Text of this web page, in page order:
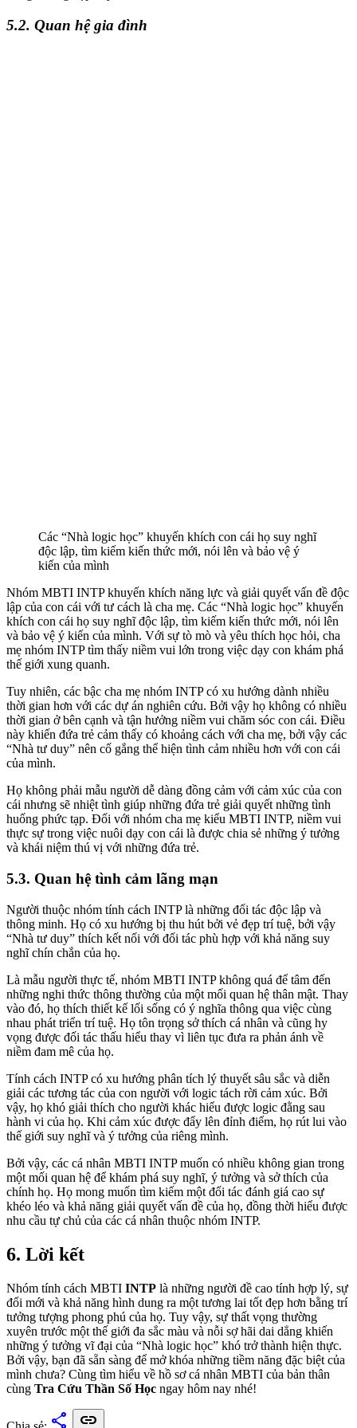
5.2. Quan hệ gia đình
Các “Nhà logic học” khuyến khích con cái họ suy nghĩ
độc lập, tìm kiếm kiến ​​thức mới, nói lên và bảo vệ ý
kiến ​​​​của mình
Nhóm MBTI INTP khuyến khích năng lực và giải quyết vấn đề độc
lập của con cái với tư cách là cha mẹ. Các “Nhà logic học” khuyến
khích con cái họ suy nghĩ độc lập, tìm kiếm kiến ​​thức mới, nói lên
và bảo vệ ý kiến ​​​​của mình. Với sự tò mò và yêu thích học hỏi, cha
mẹ nhóm INTP tìm thấy niềm vui lớn trong việc dạy con khám phá
thế giới xung quanh.
Tuy nhiên, các bậc cha mẹ nhóm INTP có xu hướng dành nhiều
thời gian hơn với các dự án nghiên cứu. Bởi vậy họ không có nhiều
thời gian ở bên cạnh và tận hưởng niềm vui chăm sóc con cái. Điều
này khiến đứa trẻ cảm thấy có khoảng cách với cha mẹ, bởi vậy các
“Nhà tư duy” nên cố gắng thể hiện tình cảm nhiều hơn với con cái
của mình.
Họ không phải mẫu người dễ dàng đồng cảm với cảm xúc của con
cái nhưng sẽ nhiệt tình giúp những đứa trẻ giải quyết những tình
huống phức tạp. Đối với nhóm cha mẹ kiểu MBTI INTP, niềm vui
thực sự trong việc nuôi dạy con cái là được chia sẻ những ý tưởng
và khái niệm thú vị với những đứa trẻ.
5.3. Quan hệ tình cảm lãng mạn
Người thuộc nhóm tính cách INTP là những đối tác độc lập và
thông minh. Họ có xu hướng bị thu hút bởi vẻ đẹp trí tuệ, bởi vậy
“Nhà tư duy” thích kết nối với đối tác phù hợp với khả năng suy
nghĩ chín chắn của họ.
Là mẫu người thực tế, nhóm MBTI INTP không quá để tâm đến
những nghi thức thông thường của một mối quan hệ thân mật. Thay
vào đó, họ thích thiết kế lối sống có ý nghĩa thông qua việc cùng
nhau phát triển trí tuệ. Họ tôn trọng sở thích cá nhân và cũng hy
vọng được đối tác thấu hiểu thay vì liên tục đưa ra phản ánh về
niềm đam mê của họ.
Tính cách INTP có xu hướng phân tích lý thuyết sâu sắc và diễn
giải các tương tác của con người với logic tách rời cảm xúc. Bởi
vậy, họ khó giải thích cho người khác hiểu được logic đằng sau
hành vi của họ. Khi cảm xúc được đẩy lên đỉnh điểm, họ rút lui vào
thế giới suy nghĩ và ý tưởng của riêng mình.
Bởi vậy, các cá nhân MBTI INTP muốn có nhiều không gian trong
một mối quan hệ để khám phá suy nghĩ, ý tưởng và sở thích của
chính họ. Họ mong muốn tìm kiếm một đối tác đánh giá cao sự
khéo léo và khả năng giải quyết vấn đề của họ, đồng thời hiểu được
nhu cầu tự chủ của các cá nhân thuộc nhóm INTP.
6. Lời kết
Nhóm tính cách MBTI INTP là những người đề cao tính hợp lý, sự
đổi mới và khả năng hình dung ra một tương lai tốt đẹp hơn bằng trí
tưởng tượng phong phú của họ. Tuy vậy, sự thất vọng thường
xuyên trước một thế giới đa sắc màu và nỗi sợ hãi dai dẳng khiến
những ý tưởng vĩ đại của “Nhà logic học” khó trở thành hiện thực.
Bởi vậy, bạn đã sẵn sàng để mở khóa những tiềm năng đặc biệt của
mình chưa? Cùng tìm hiểu về hồ sơ cá nhân MBTI của bản thân
cùng Tra Cứu Thần Số Học ngay hôm nay nhé!
share
link